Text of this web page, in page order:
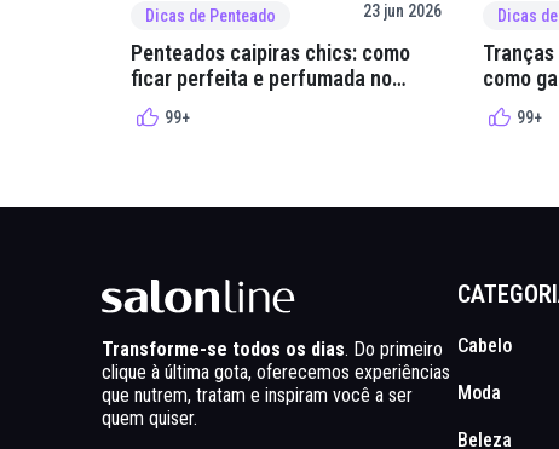
Dicas de Penteado 23 jun 2026
Penteados caipiras chics: como
ficar perfeita e perfumada no
arraial
99+
Dicas
como
quadrilha
99+
Transforme-se todos os dias. Do primeiro
clique à última gota, oferecemos experiências
que nutrem, tratam e inspiram você a ser
quem quiser.
Cabelo
Moda
Beleza